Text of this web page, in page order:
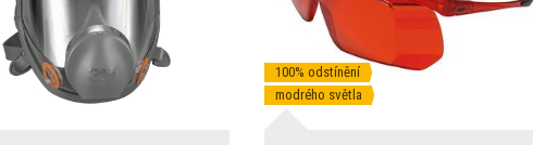
100% odstínění
modrého světla